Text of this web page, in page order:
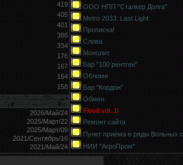
419
405
401
386
334
176
167
164
158
ООО НПП "Сталкер Долга"
Metro 2033: Last Light.
Прописка!
Слова
Монолит
Бар "100 рентген"
Обломи
Бар "Кордон"
Обмен
Flood vol. 1!
Ремонт сайта
Пункт приёма в ряды Вольных
НИИ "АгроПром"
2026/Май/24
2025/Март/22
2025/Март/09
2021/Сентябрь/16
2021/Май/24